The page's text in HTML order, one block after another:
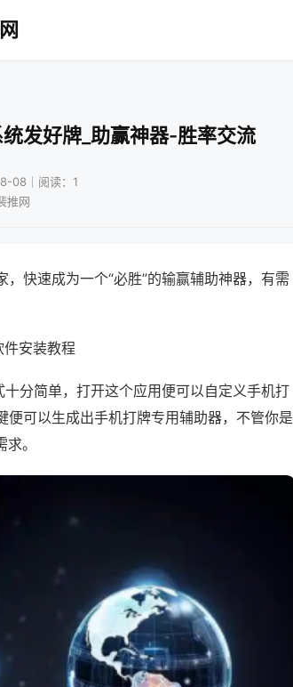
发好牌_助赢神器-胜率交流
08｜阅读：1
推网
快速成为一个“必胜”的输赢辅助神器，有需
安装教程
分简单，打开这个应用便可以自定义手机打
可以生成出手机打牌专用辅助器，不管你是
。